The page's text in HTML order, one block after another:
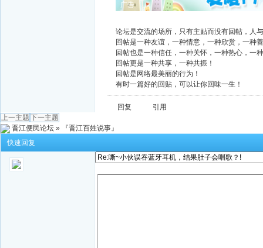
广告
论坛是交流的场所，只有主贴而没有回帖，人
回帖是一种友谊，一种情意，一种欣赏，一种
回帖也是一种信任，一种关怀，一种热心，一
回帖更是一种共享，一种共振！
回帖是网络最美丽的行为！
有时一篇好的回贴，可以让你回味一生！
回复
引用
上一主题 下一主题
晋江便民论坛 »
『晋江百姓说事』
快速回复